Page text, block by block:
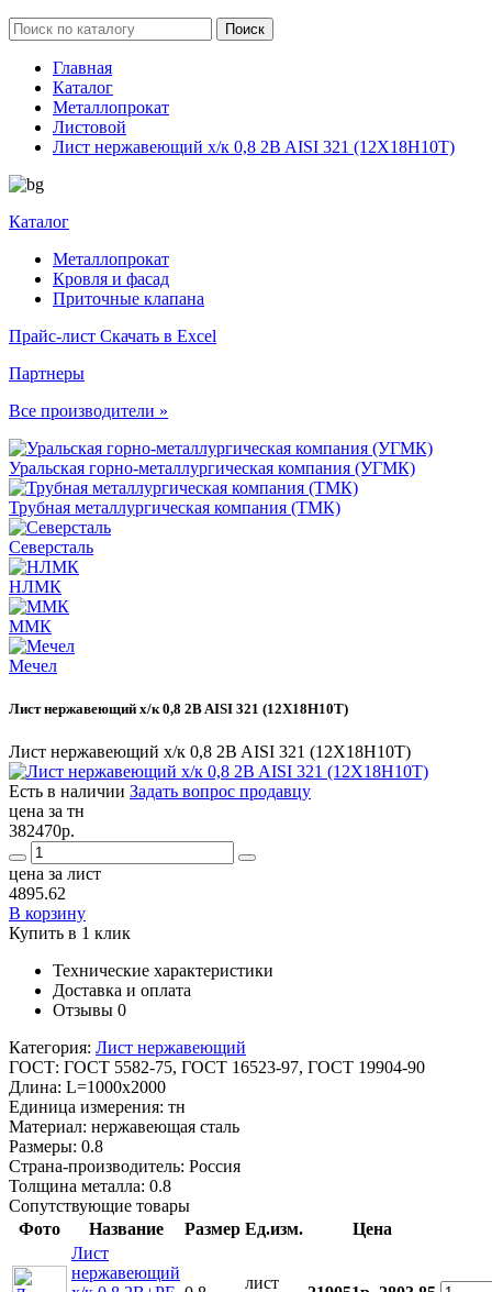
Главная
Каталог
Металлопрокат
Листовой
Лист нержавеющий х/к 0,8 2B AISI 321 (12Х18Н10Т)
Каталог
Металлопрокат
Кровля и фасад
Приточные клапана
Прайс-лист Скачать в Excel
Партнеры
Все производители »
Уральская горно-металлургическая компания (УГМК)
Трубная металлургическая компания (ТМК)
Северсталь
НЛМК
ММК
Мечел
Лист нержавеющий х/к 0,8 2B AISI 321 (12Х18Н10Т)
Лист нержавеющий х/к 0,8 2B AISI 321 (12Х18Н10Т)
Есть в наличии Задать вопрос продавцу
цена за тн
382470р.
цена за лист
4895.62
В корзину
Купить в 1 клик
Технические характеристики
Доставка и оплата
Отзывы 0
Категория: Лист нержавеющий
ГОСТ: ГОСТ 5582-75, ГОСТ 16523-97, ГОСТ 19904-90
Длина: L=1000x2000
Единица измерения: тн
Материал: нержавеющая сталь
Размеры: 0.8
Страна-производитель: Россия
Толщина металла: 0.8
Сопутствующие товары
Фото
Название Размер Ед.изм.
Цена
Лист
нержавеющий
лист